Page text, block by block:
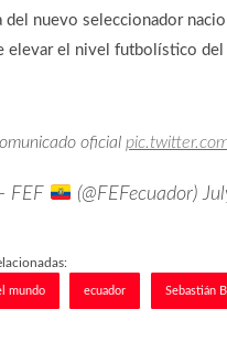
del nuevo seleccionador
elevar el nivel futbolístico del
oficial
FEF (@FEFecuador)
mundo ecuador Sebastián